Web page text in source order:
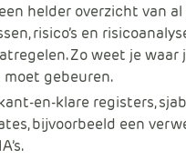
een helder overzicht van al
risico’s en
Zo weet je
moet gebeuren.
en-klare registers,
bijvoorbeeld een
.